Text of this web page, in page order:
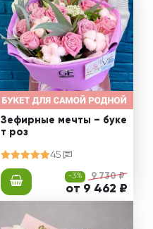
Зефирные мечты – буке
т роз
45
-3% 9 730 ₽
от 9 462 ₽